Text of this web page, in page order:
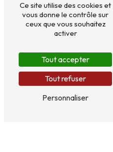
Ce site utilise des cookies et
vous donne le contrôle sur
ceux que vous souhaitez
activer
Tout accepter
Tout refuser
Personnaliser